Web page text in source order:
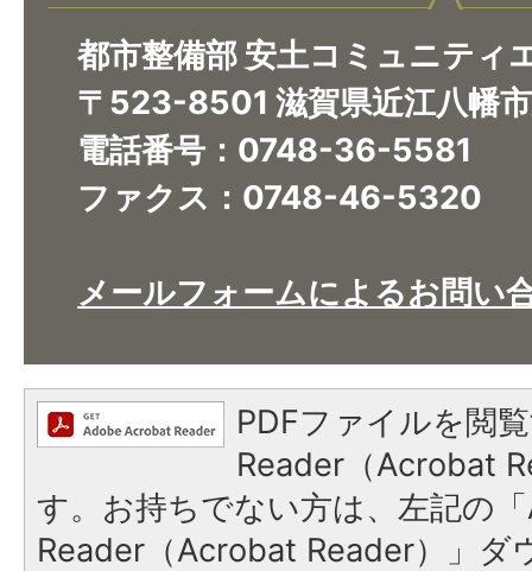
都市整備部 安土コミュニティ
〒523-8501 滋賀県近江八幡
電話番号：0748-36-5581
ファクス：0748-46-5320
メールフォームによるお問い
PDFファイルを閲
Reader（Acrobat
す。お持ちでない方は、左記の
Reader（Acrobat Reader）」ダ